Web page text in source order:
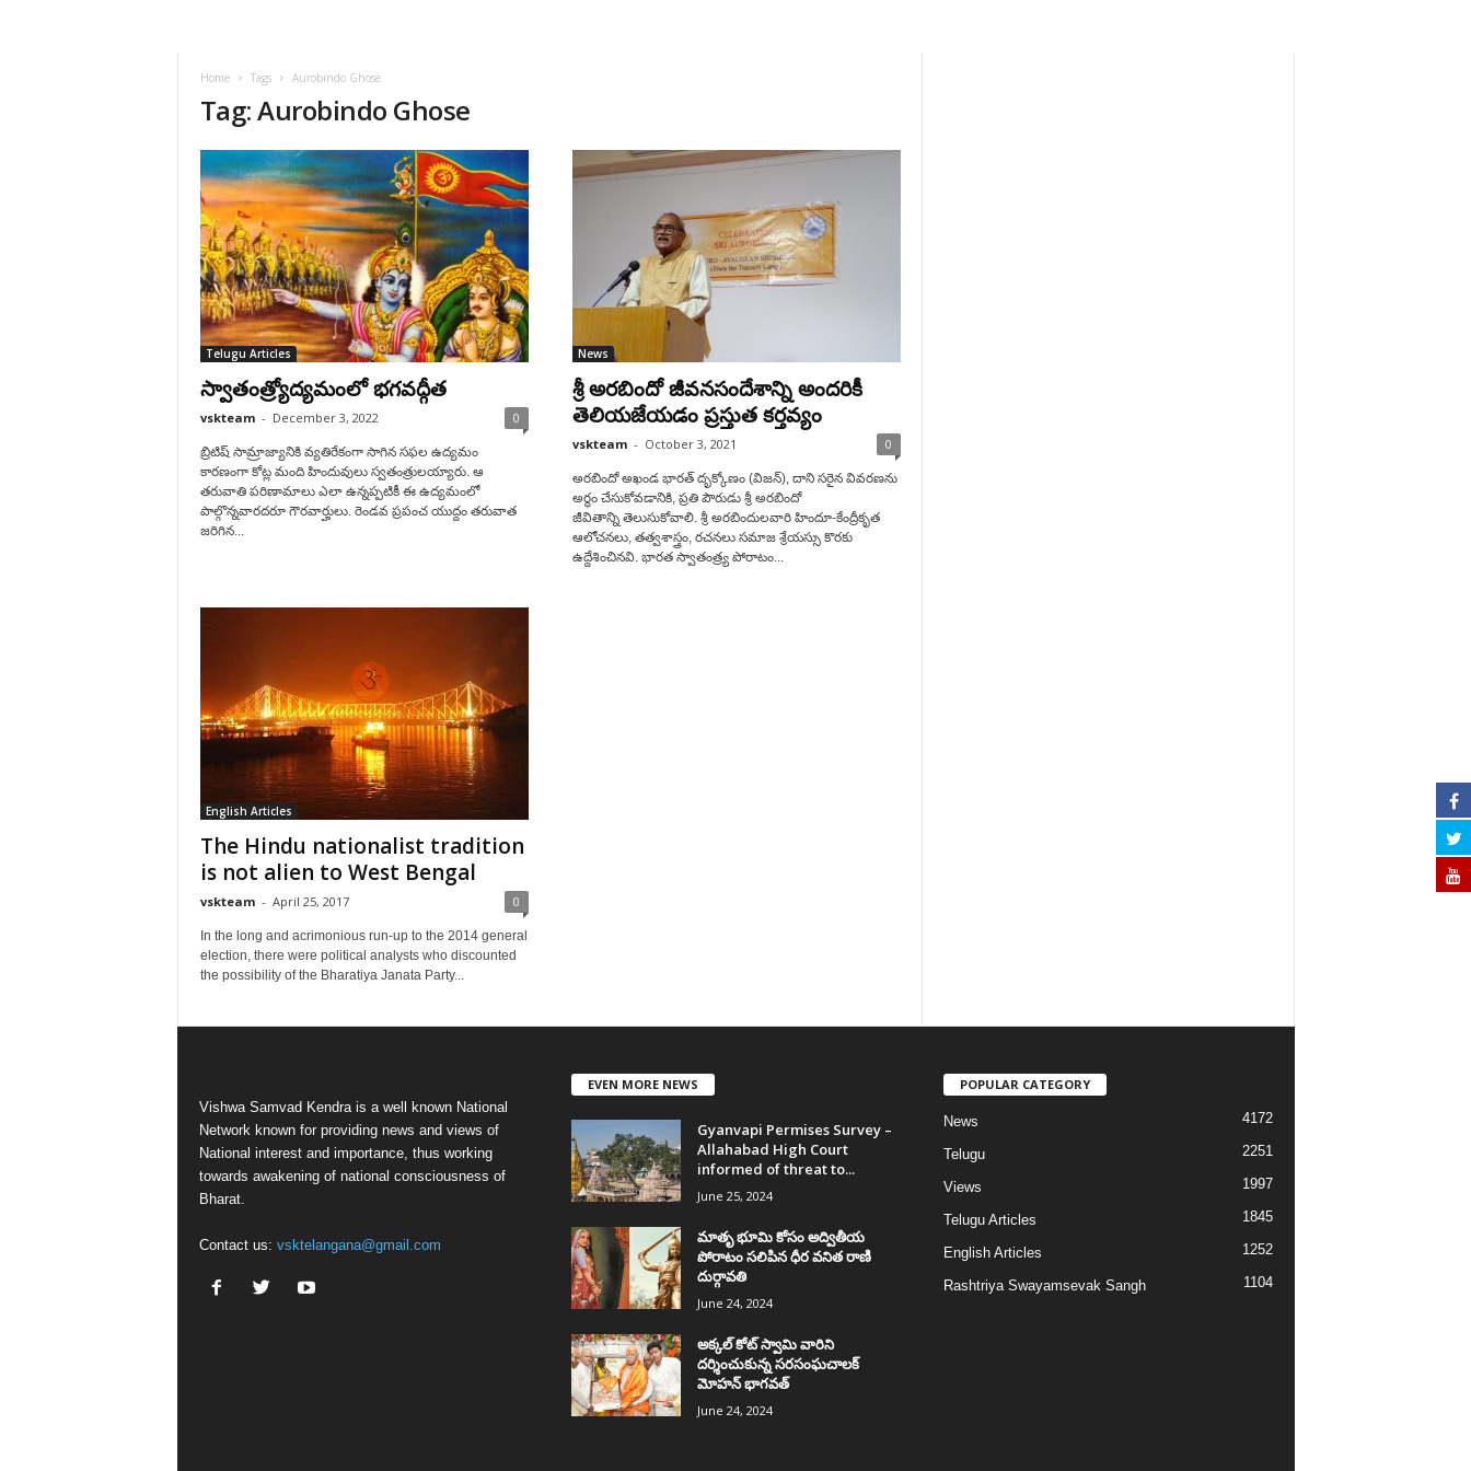
Home Tags Aurobindo Ghose
Tag: Aurobindo Ghose
Telugu Articles
స్వాతంత్ర్యోద్యమంలో భగవద్గీత
vskteam - December 3, 2022 0
బ్రిటిష్ సామ్రాజ్యానికి వ్యతిరేకంగా సాగిన సఫల ఉద్యమం
కారణంగా కోట్ల మంది హిందువులు స్వతంత్రులయ్యారు. ఆ
తరువాతి పరిణామాలు ఎలా ఉన్నప్పటికీ ఈ ఉద్యమంలో
పాల్గొన్నవార‌దరూ గౌరవార్హులు. రెండవ ప్రపంచ యుద్దం తరువాత
జరిగిన...
News
శ్రీ అరబిందో జీవనసందేశాన్ని అందరికీ
తెలియజేయడం ప్రస్తుత కర్తవ్యం
vskteam - October 3, 2021 0
అరబిందో అఖండ భారత్ దృక్కోణం (విజన్), దాని సరైన వివరణను
అర్థం చేసుకోవడానికి, ప్రతి పౌరుడు శ్రీ అరబిందో
జీవితాన్ని తెలుసుకోవాలి. శ్రీ అరబిందులవారి హిందూ-కేంద్రీకృత
ఆలోచనలు, తత్వశాస్త్రం, రచనలు సమాజ శ్రేయస్సు కొరకు
ఉద్దేశించినవి. భారత స్వాతంత్ర్య పోరాటం...
English Articles
The Hindu nationalist tradition
is not alien to West Bengal
vskteam - April 25, 2017 0
In the long and acrimonious run-up to the 2014 general
election, there were political analysts who discounted
the possibility of the Bharatiya Janata Party...
Vishwa Samvad Kendra is a well known National
Network known for providing news and views of
National interest and importance, thus working
towards awakening of national consciousness of
Bharat.
Contact us: vsktelangana@gmail.com
EVEN MORE NEWS
Gyanvapi Permises Survey –
Allahabad High Court
informed of threat to...
June 25, 2024
మాతృ భూమి కోసం అద్వితీయ
పోరాటం సలిపిన ధీర వనిత రాణి
దుర్గావతి
June 24, 2024
అక్కల్‌ కోట్‌ స్వామి వారిని
దర్శించుకున్న సరసంఘచాలక్
మోహన్ భాగవత్
June 24, 2024
POPULAR CATEGORY
News 4172
Telugu 2251
Views 1997
Telugu Articles 1845
English Articles 1252
Rashtriya Swayamsevak Sangh 1104